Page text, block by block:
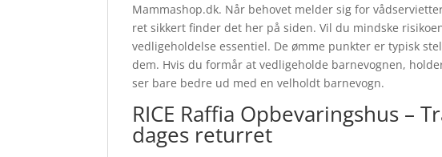
Mammashop.dk. Når behovet melder sig for
ret sikkert finder det her på siden. Vil du mindske
vedligeholdelse essentiel. De ømme punkter er typisk
dem. Hvis du formår at vedligeholde barnevognen,
ser bare bedre ud med en velholdt barnevogn.
RICE Raffia Opbevaringshus –
dages returret